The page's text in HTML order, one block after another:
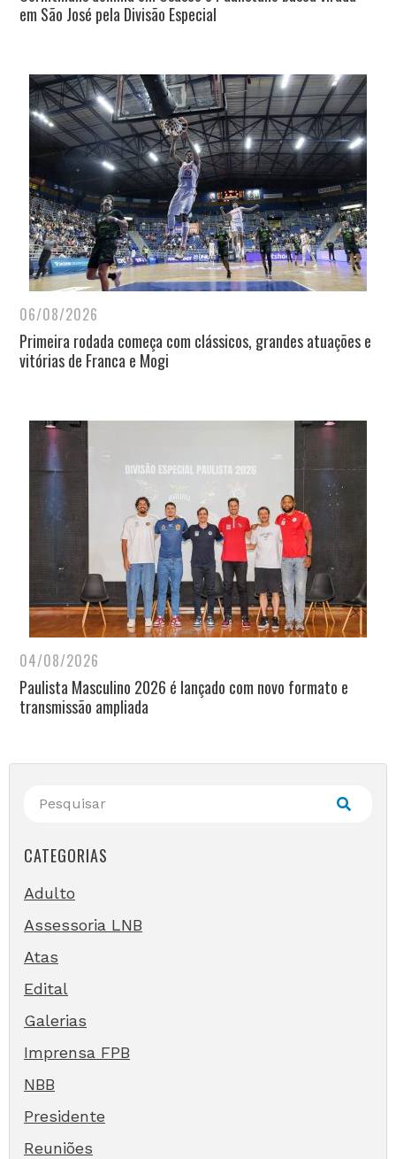
em São José pela Divisão Especial
06/08/2026
Primeira rodada começa com clássicos, grandes atuações e
vitórias de Franca e Mogi
04/08/2026
Paulista Masculino 2026 é lançado com novo formato e
transmissão ampliada
CATEGORIAS
Adulto
Assessoria LNB
Atas
Edital
Galerias
Imprensa FPB
NBB
Presidente
Reuniões